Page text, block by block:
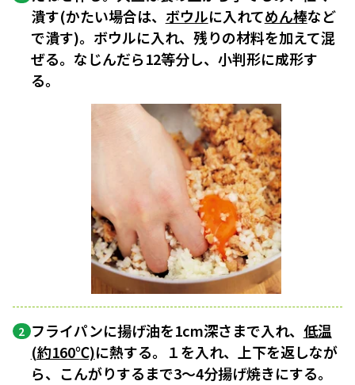
潰す(かたい場合は、 ボウルに入れてめん棒など
で潰す)。ボウルに入れ、残りの材料を加えて混
ぜる。なじんだら12等分し、小判形に成形す
る。
2 フライパンに揚げ油を1cm深さまで入れ、 低温
(約160℃)に熱する。１を入れ、上下を返しなが
ら、こんがりするまで3～4分揚げ焼きにする。